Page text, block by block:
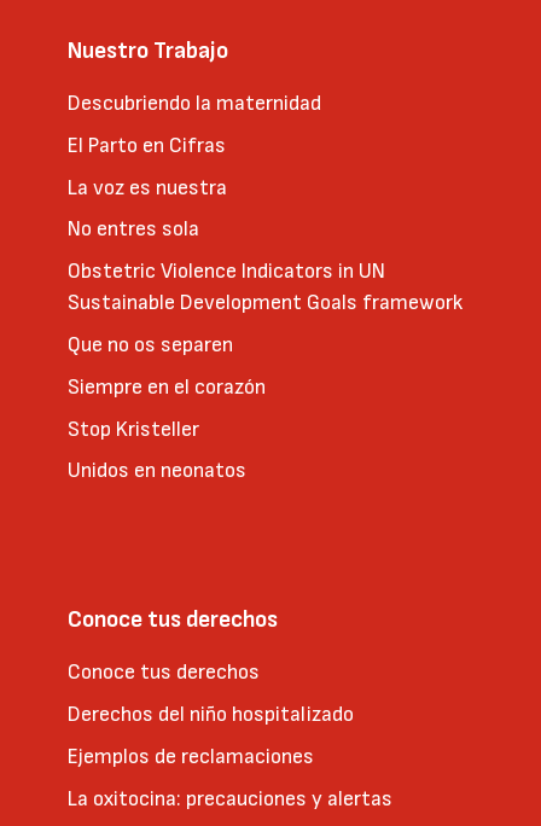
Nuestro Trabajo
Descubriendo la maternidad
El Parto en Cifras
La voz es nuestra
No entres sola
Obstetric Violence Indicators in UN
Sustainable Development Goals framework
Que no os separen
Siempre en el corazón
Stop Kristeller
Unidos en neonatos
Conoce tus derechos
Conoce tus derechos
Derechos del niño hospitalizado
Ejemplos de reclamaciones
La oxitocina: precauciones y alertas